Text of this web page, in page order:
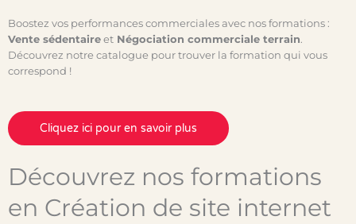
Boostez vos performances commerciales avec nos formations :
Vente sédentaire et Négociation commerciale terrain.
Découvrez notre catalogue pour trouver la formation qui vous
correspond !
Cliquez ici pour en savoir plus
Découvrez nos formations
en Création de site internet